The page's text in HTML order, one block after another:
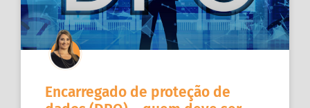
Encarregado de proteção de